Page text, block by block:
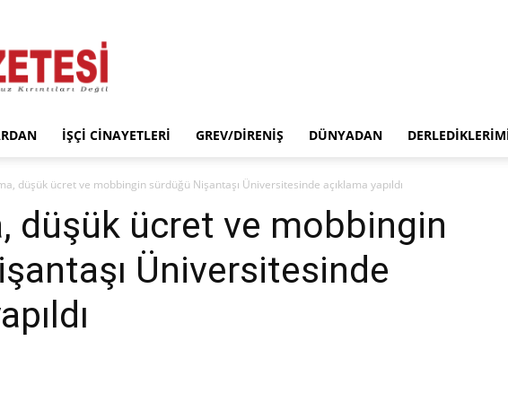
İŞÇI CINAYETLERI GREV/DIRENIŞ DÜNYADAN
düşük ücret ve mobbingin sürdüğü Nişantaşı Üniversitesinde açıklama yapıldı
düşük ücret ve mobbingin
Üniversitesinde